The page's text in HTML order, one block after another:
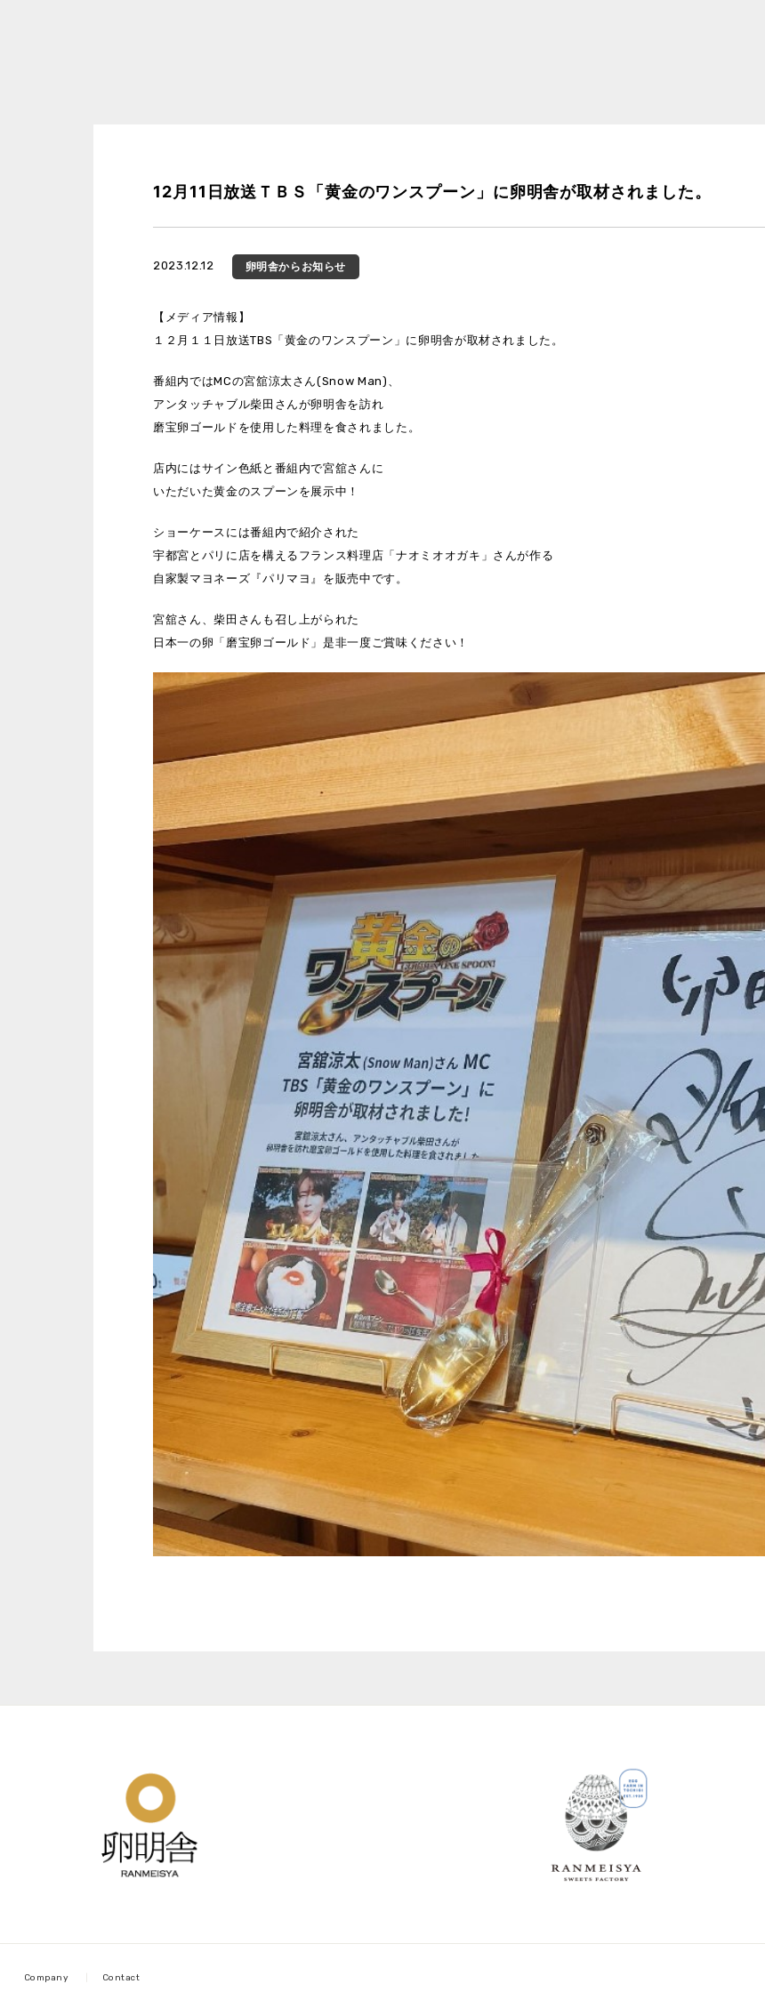
12月11日放送ＴＢＳ「黄金のワンスプーン」に卵明舎が取材されました。
2023.12.12 卵明舎からお知らせ
【メディア情報】
１２月１１日放送TBS「黄金のワンスプーン」に卵明舎が取材されました。
番組内ではMCの宮舘涼太さん(Snow Man)、
アンタッチャブル柴田さんが卵明舎を訪れ
磨宝卵ゴールドを使用した料理を食されました。
店内にはサイン色紙と番組内で宮舘さんに
いただいた黄金のスプーンを展示中！
ショーケースには番組内で紹介された
宇都宮とパリに店を構えるフランス料理店「ナオミオオガキ」さんが作る
自家製マヨネーズ『パリマヨ』を販売中です。
宮舘さん、柴田さんも召し上がられた
日本一の卵「磨宝卵ゴールド」是非一度ご賞味ください！
Company Contact